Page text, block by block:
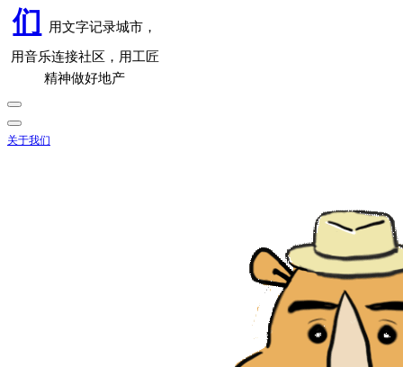
们 用文字记录城市，
用音乐连接社区，用工匠
精神做好地产
关于我们